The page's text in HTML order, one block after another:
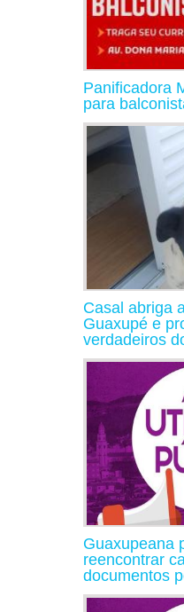
Panificadora
para
Casal abriga
Guaxupé e
verdadeiros
Guaxupeana
reencontrar
documentos